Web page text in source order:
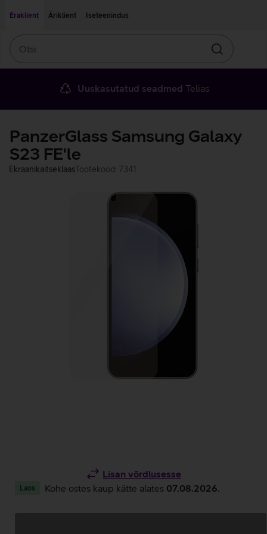
Eraklient
Äriklient Iseteenindus
Otsin
Uuskasutatud seadmed Telias
PanzerGlass Samsung Galaxy
S23 FE'le
EkraanikaitseklaasTootekood: 7341
Lisan võrdlusesse
Laos Kohe ostes kaup kätte alates 07.08.2026